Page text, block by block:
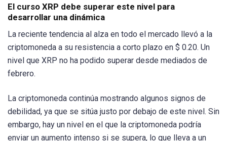
El curso XRP debe superar este nivel para
desarrollar una dinámica
La reciente tendencia al alza en todo el mercado llevó a la
criptomoneda a su resistencia a corto plazo en $ 0.20. Un
nivel que XRP no ha podido superar desde mediados de
febrero.
La criptomoneda continúa mostrando algunos signos de
debilidad, ya que se sitúa justo por debajo de este nivel. Sin
embargo, hay un nivel en el que la criptomoneda podría
enviar un aumento intenso si se supera, lo que lleva a un